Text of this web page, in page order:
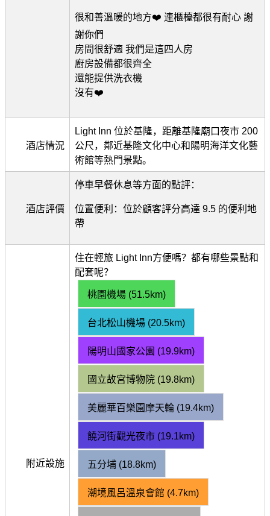
很和善溫暖的地方❤️ 連櫃檯都很有耐心 謝
謝你們
房間很舒適 我們是這四人房
廚房設備都很齊全
還能提供洗衣機
沒有❤️
酒店情況
Light Inn 位於基隆，距離基隆廟口夜市 200
公尺，鄰近基隆文化中心和陽明海洋文化藝
術館等熱門景點。
酒店評價
停車早餐休息等方面的點評：
位置便利：位於顧客評分高達 9.5 的便利地
帶
附近設施
住在輕旅 Light Inn方便嗎？都有哪些景點和
配套呢？
桃園機場 (51.5km)
台北松山機場 (20.5km)
陽明山國家公園 (19.9km)
國立故宮博物院 (19.8km)
美麗華百樂園摩天輪 (19.4km)
饒河街觀光夜市 (19.1km)
五分埔 (18.8km)
潮境風呂溫泉會館 (4.7km)